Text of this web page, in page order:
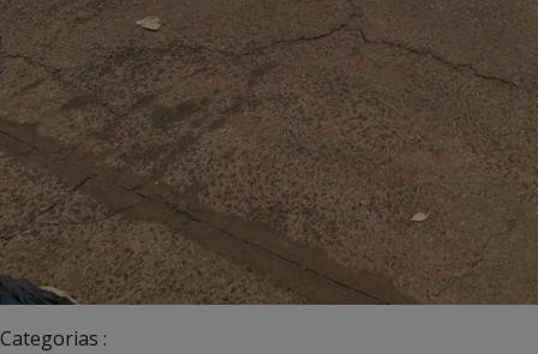
Categorias :